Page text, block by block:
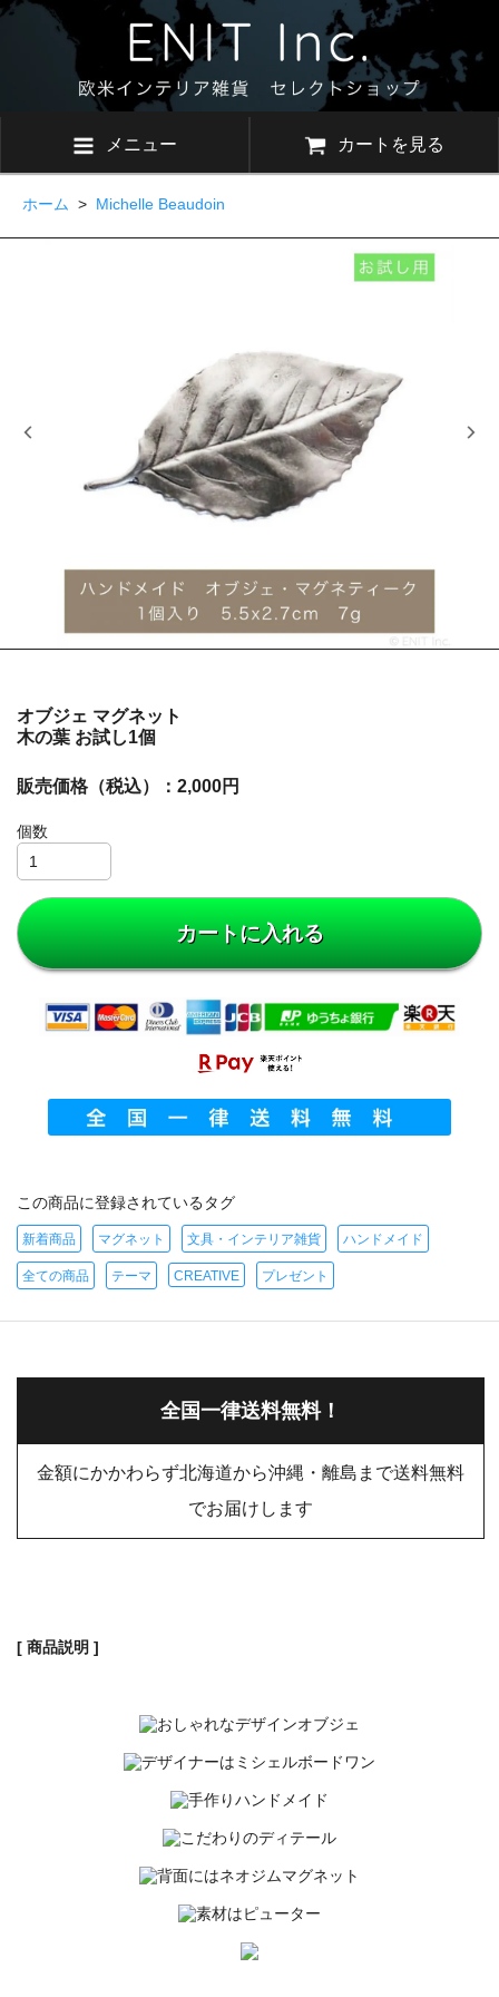
メニュー カートを見る
ホーム > Michelle Beaudoin
オブジェ マグネット
木の葉 お試し1個
販売価格（税込）：2,000円
個数
カートに入れる
この商品に登録されているタグ
新着商品 マグネット 文具・インテリア雑貨 ハンドメイド
全ての商品 テーマ CREATIVE プレゼント
全国一律送料無料！
金額にかかわらず北海道から沖縄・離島まで送料無料
でお届けします
[ 商品説明 ]